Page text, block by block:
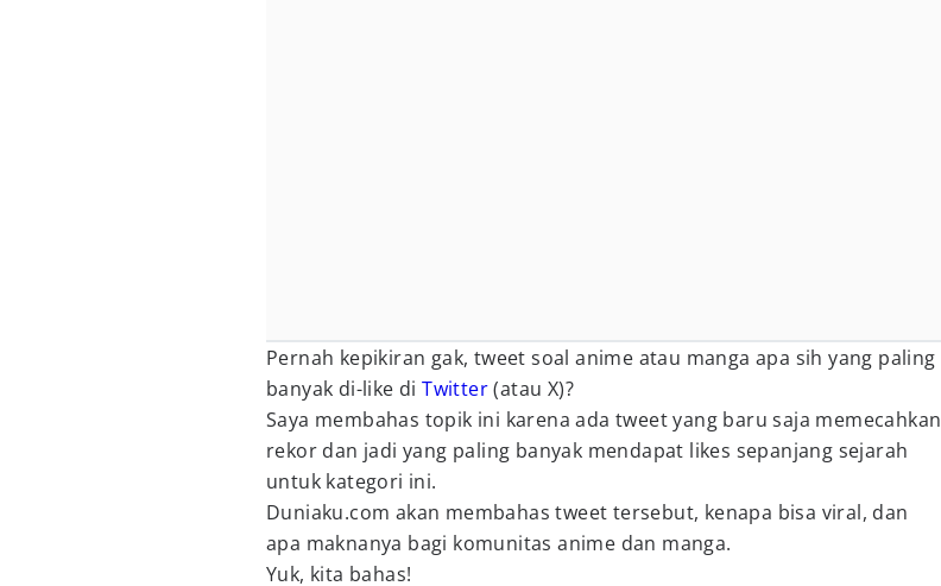
Pernah kepikiran gak, tweet soal anime atau manga apa sih yang paling
banyak di-like diTwitter(atau X)?
Saya membahas topik ini karena ada tweet yang baru saja memecahkan
rekor dan jadi yang paling banyak mendapat likes sepanjang sejarah
untuk kategori ini.
Duniaku.com akan membahas tweet tersebut, kenapa bisa viral, dan
apa maknanya bagi komunitas anime dan manga.
Yuk, kita bahas!